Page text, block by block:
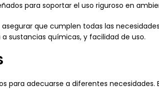
para soportar el uso riguroso en
que cumplen todas las
sustancias químicas, y facilidad de uso.
para adecuarse a diferentes necesidades.